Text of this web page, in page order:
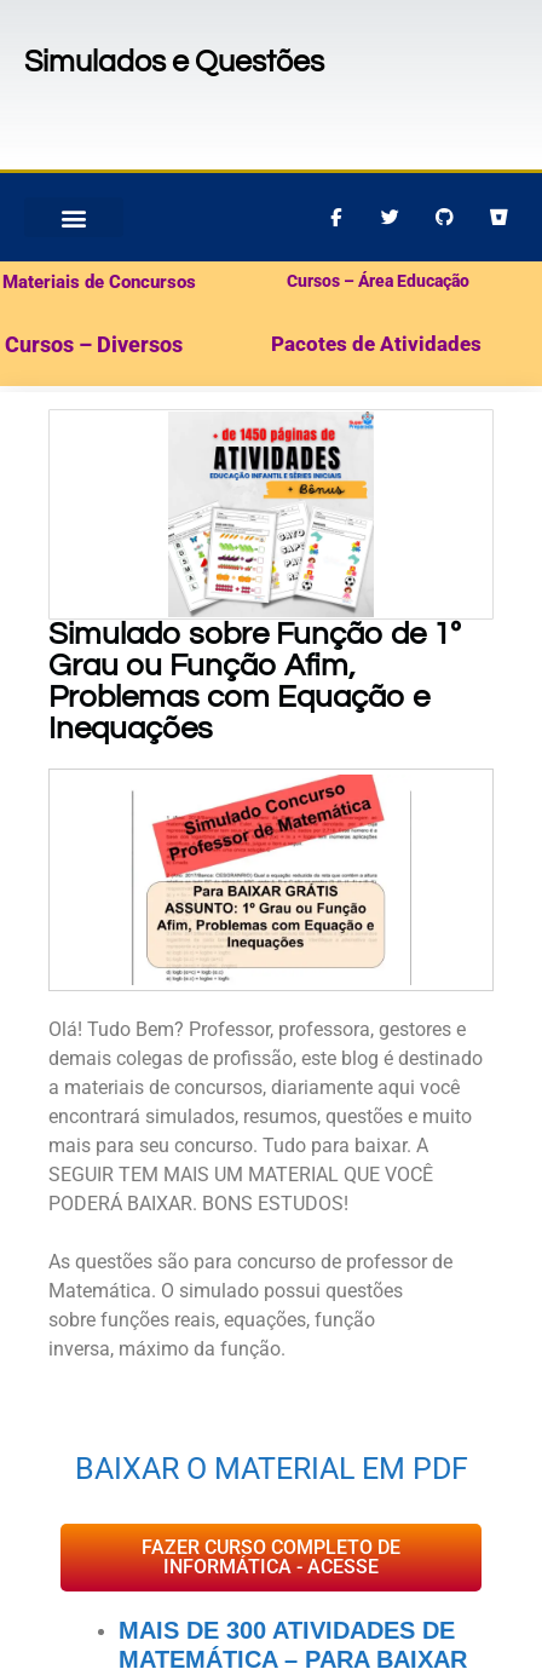
Simulados e Questões
Materiais de Concursos Cursos – Área Educação
Cursos – Diversos Pacotes de Atividades
PARA BAIXAR!
Simulado sobre Função de 1º
Grau ou Função Afim,
Problemas com Equação e
Inequações
Olá! Tudo Bem? Professor, professora, gestores e
demais colegas de profissão, este blog é destinado
a materiais de concursos, diariamente aqui você
encontrará simulados, resumos, questões e muito
mais para seu concurso. Tudo para baixar. A
SEGUIR TEM MAIS UM MATERIAL QUE VOCÊ
PODERÁ BAIXAR. BONS ESTUDOS!
As questões são para concurso de professor de
Matemática. O simulado possui questões
sobre funções reais, equações, função
inversa, máximo da função.
BAIXAR O MATERIAL EM PDF
FAZER CURSO COMPLETO DE
INFORMÁTICA - ACESSE
MAIS DE 300 ATIVIDADES DE
MATEMÁTICA – PARA BAIXAR